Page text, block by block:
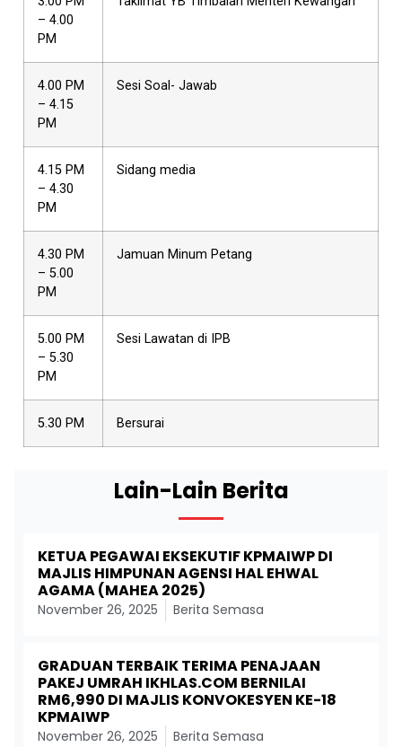
– 4.00
PM
4.00 PM
– 4.15
PM
Sesi Soal- Jawab
4.15 PM
– 4.30
PM
Sidang media
4.30 PM
– 5.00
PM
Jamuan Minum Petang
5.00 PM
– 5.30
PM
Sesi Lawatan di IPB
5.30 PM Bersurai
Lain-Lain Berita
KETUA PEGAWAI EKSEKUTIF KPMAIWP DI
MAJLIS HIMPUNAN AGENSI HAL EHWAL
AGAMA (MAHEA 2025)
November 26, 2025 Berita Semasa
GRADUAN TERBAIK TERIMA PENAJAAN
PAKEJ UMRAH IKHLAS.COM BERNILAI
RM6,990 DI MAJLIS KONVOKESYEN KE-18
KPMAIWP
November 26, 2025 Berita Semasa